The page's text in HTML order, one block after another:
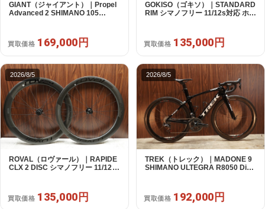
GIANT（ジャイアント）｜Propel
Advanced 2 SHIMANO 105
買取価格 169,000円
GOKISO（ゴキソ）｜STANDARD
RIM シマノフリー 11/12s対応 ホイ
買取価格 135,000円
2026/8/5
ROVAL（ロヴァール）｜RAPIDE
CLX 2 DISC シマノフリー 11/12s
買取価格 135,000円
2026/8/5
TREK（トレック）｜MADONE 9
SHIMANO ULTEGRA R8050 Di2
買取価格 192,000円